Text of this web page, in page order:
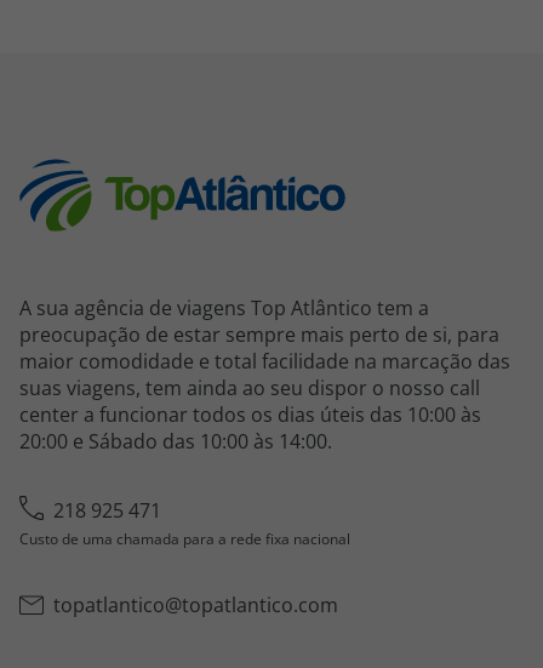
A sua agência de viagens Top Atlântico tem a
preocupação de estar sempre mais perto de si, para
maior comodidade e total facilidade na marcação das
suas viagens, tem ainda ao seu dispor o nosso call
center a funcionar todos os dias úteis das 10:00 às
20:00 e Sábado das 10:00 às 14:00.
218 925 471
Custo de uma chamada para a rede fixa nacional
topatlantico@topatlantico.com